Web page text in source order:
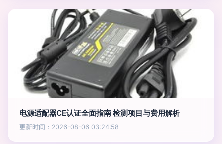
电源适配器CE认证全面指南 检测项目与费用解析
更新时间：2026-08-06 03:24:58